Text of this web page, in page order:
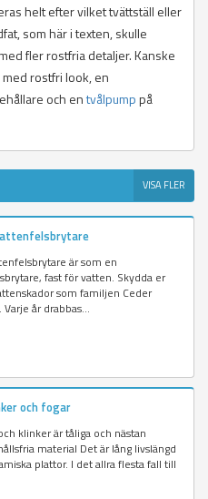
helt efter vilket tvättställ eller
som här i texten, skulle
fler rostfria detaljer. Kanske
rostfri look, en
och entvålpumppå
VISA FLER
är som en
fast för vatten. Skydda er
som familjen Ceder
Varje år drabbas...
och fogar
klinker är tåliga och nästan
material Det är lång livslängd
plattor. I det allra flesta fall till